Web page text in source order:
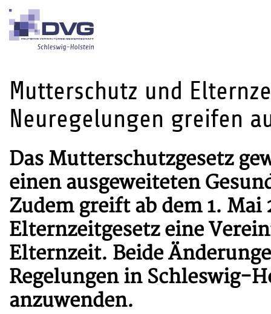
Mutterschutz und
Neuregelungen greifen
Das Mutterschutzgesetz
einen ausgeweiteten
Zudem greift ab dem 1.
Elternzeitgesetz eine
Elternzeit. Beide
Regelungen in Schleswig-
anzuwenden.